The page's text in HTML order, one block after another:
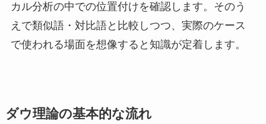
カル分析の中での位置付けを確認します。そのう
えで類似語・対比語と比較しつつ、実際のケース
で使われる場面を想像すると知識が定着します。
ダウ理論の基本的な流れ